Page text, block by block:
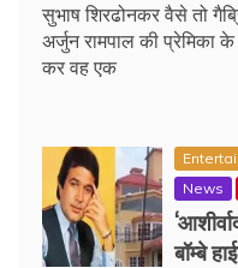
सुभाष शिरढोनकर वैसे तो
अर्जुन रामपाल की
कर वह एक
News
बॉम्बे